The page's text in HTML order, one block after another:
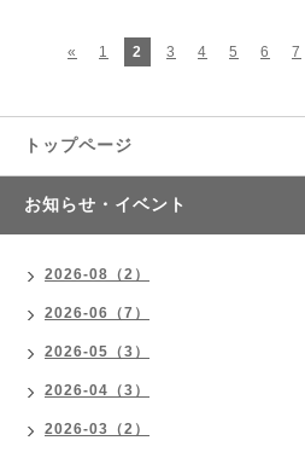
« 1 2 3 4 5 6 7
トップページ
お知らせ・イベント
2026-08（2）
2026-06（7）
2026-05（3）
2026-04（3）
2026-03（2）